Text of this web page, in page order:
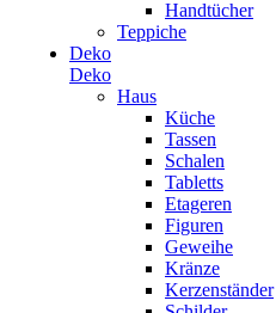
Handtücher
Teppiche
Deko
Deko
Haus
Küche
Tassen
Schalen
Tabletts
Etageren
Figuren
Geweihe
Kränze
Kerzenständer